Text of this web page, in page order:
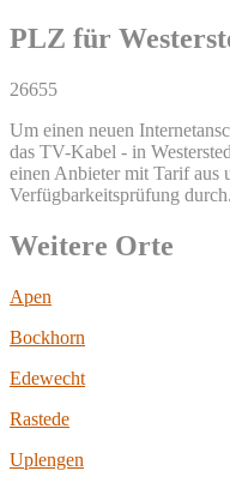
PLZ für
26655
Um einen neuen
das TV-Kabel - in
einen Anbieter mit Tarif aus
Verfügbarkeitsprüfung durch.
Weitere Orte
Apen
Bockhorn
Edewecht
Rastede
Uplengen